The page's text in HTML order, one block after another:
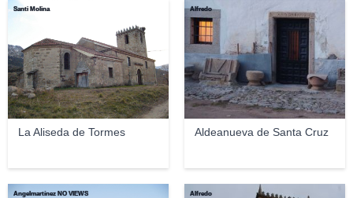
La Aliseda de Tormes
Santi Molina
Aldeanueva de Santa Cruz
Alfredo
Ángelmartínez NO VIEWS Alfredo